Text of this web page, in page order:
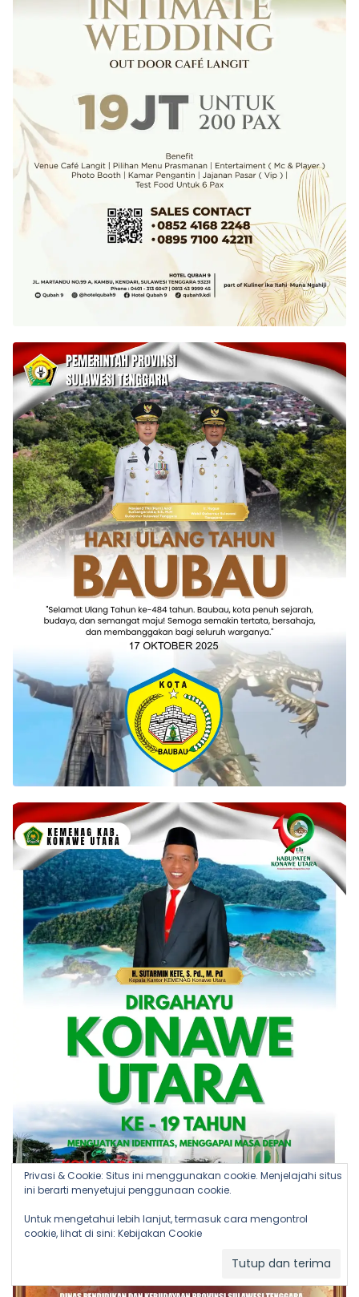
Privasi & Cookie: Situs ini menggunakan cookie. Menjelajahi situs
ini berarti menyetujui penggunaan cookie.
Untuk mengetahui lebih lanjut, termasuk cara mengontrol
cookie, lihat di sini: Kebijakan Cookie